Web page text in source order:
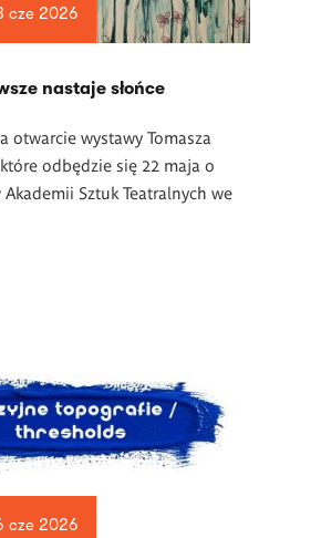
cze 2026
nastaje słońce
otwarcie wystawy Tomasza
które odbędzie się 22 maja o
Sztuk Teatralnych we
cze 2026